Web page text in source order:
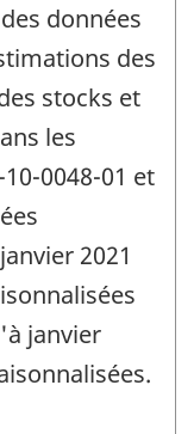
données
des
stocks et
les
0048-01 et
2021
janvier